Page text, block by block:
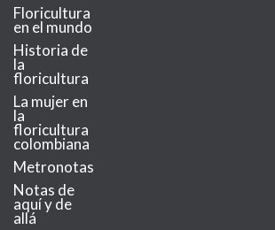
Floricultura
en el mundo
Historia de
la
floricultura
La mujer en
la
floricultura
colombiana
Metronotas
Notas de
aquí y de
allá